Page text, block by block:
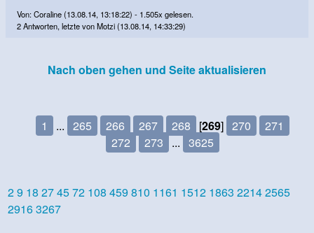
Von: Coraline (13.08.14, 13:18:22) - 1.505x gelesen.
2 Antworten, letzte von Motzi (13.08.14, 14:33:29)
Nach oben gehen und Seite aktualisieren
1 ... 265 266 267 268 [269] 270
271
272
273 ... 3625
29 18 274572 108 459 810 1161 1512 1863 22142565
29163267